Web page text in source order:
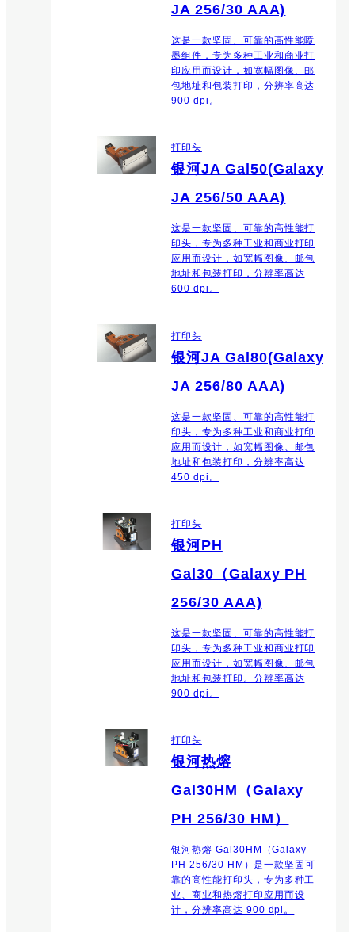
JA 256/30 AAA)
这是一款坚固、可靠的高性能喷
墨组件，专为多种工业和商业打
印应用而设计，如宽幅图像、邮
包地址和包装打印，分辨率高达
900 dpi。
打印头
银河JA Gal50(Galaxy
JA 256/50 AAA)
这是一款坚固、可靠的高性能打
印头，专为多种工业和商业打印
应用而设计，如宽幅图像、邮包
地址和包装打印，分辨率高达
600 dpi。
打印头
银河JA Gal80(Galaxy
JA 256/80 AAA)
这是一款坚固、可靠的高性能打
印头，专为多种工业和商业打印
应用而设计，如宽幅图像、邮包
地址和包装打印，分辨率高达
450 dpi。
打印头
银河PH
Gal30（Galaxy PH
256/30 AAA)
这是一款坚固、可靠的高性能打
印头，专为多种工业和商业打印
应用而设计，如宽幅图像、邮包
地址和包装打印。分辨率高达
900 dpi。
打印头
银河热熔
Gal30HM（Galaxy
PH 256/30 HM）
银河热熔 Gal30HM（Galaxy
PH 256/30 HM）是一款坚固可
靠的高性能打印头，专为多种工
业、商业和热熔打印应用而设
计，分辨率高达 900 dpi。